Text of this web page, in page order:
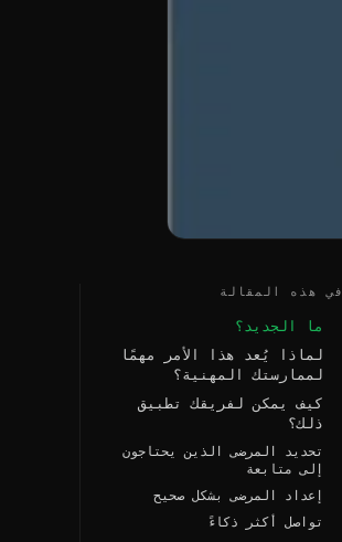
في هذه المقالة
ما الجديد؟
لماذا يُعد هذا الأمر مهمًا
لممارستك المهنية؟
كيف يمكن لفريقك تطبيق
ذلك؟
تحديد المرضى الذين يحتاجون
إلى متابعة
إعداد المرضى بشكل صحيح
تواصل أكثر ذكاءً